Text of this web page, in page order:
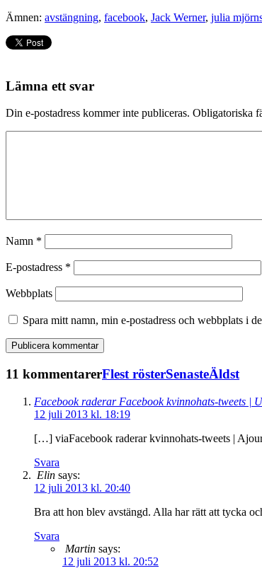
Ämnen: avstängning, facebook, Jack Werner, julia
Lämna ett svar
Din e-postadress kommer inte publiceras. Obligatoriska
Namn *
E-postadress *
Webbplats
Spara mitt namn, min e-postadress och webbplats i
11 kommentarerFlest rösterSenasteÄldst
Facebook raderar Facebook kvinnohats-tweets |
12 juli 2013 kl. 18:19
[…] viaFacebook raderar kvinnohats-tweets |
Svara
Elin says:
12 juli 2013 kl. 20:40
Bra att hon blev avstängd. Alla har rätt att tycka
Svara
Martin says:
12 juli 2013 kl. 20:52